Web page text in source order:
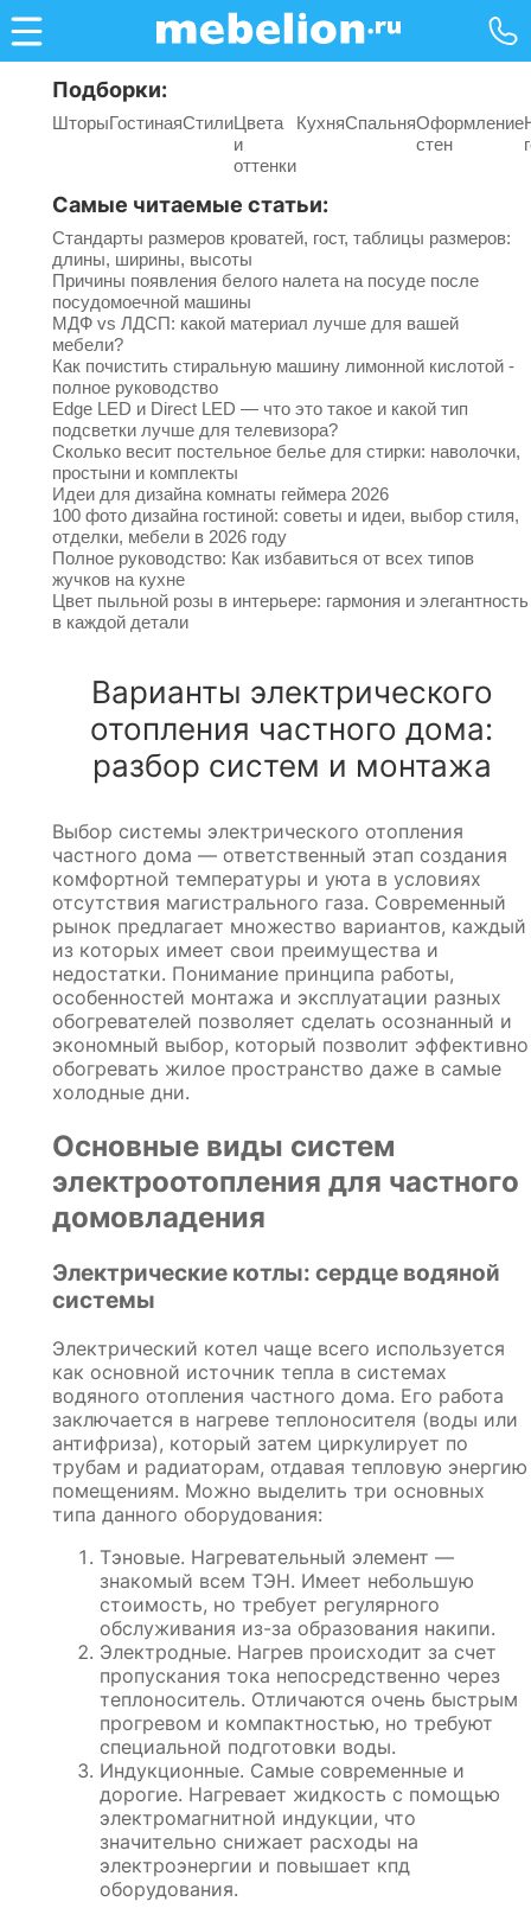
Подборки:
ШторыГостинаяСтилиЦвета
и
оттенки
КухняСпальняОформление
стен
Самые читаемые статьи:
Стандарты размеров кроватей, гост, таблицы размеров:
длины, ширины, высоты
Причины появления белого налета на посуде после
посудомоечной машины
МДФ vs ЛДСП: какой материал лучше для вашей
мебели?
Как почистить стиральную машину лимонной кислотой -
полное руководство
Edge LED и Direct LED — что это такое и какой тип
подсветки лучше для телевизора?
Сколько весит постельное белье для стирки: наволочки,
простыни и комплекты
Идеи для дизайна комнаты геймера 2026
100 фото дизайна гостиной: советы и идеи, выбор стиля,
отделки, мебели в 2026 году
Полное руководство: Как избавиться от всех типов
жучков на кухне
Цвет пыльной розы в интерьере: гармония и элегантность
в каждой детали
Варианты электрического
отопления частного дома:
разбор систем и монтажа
Выбор системы электрического отопления
частного дома — ответственный этап создания
комфортной температуры и уюта в условиях
отсутствия магистрального газа. Современный
рынок предлагает множество вариантов, каждый
из которых имеет свои преимущества и
недостатки. Понимание принципа работы,
особенностей монтажа и эксплуатации разных
обогревателей позволяет сделать осознанный и
экономный выбор, который позволит эффективно
обогревать жилое пространство даже в самые
холодные дни.
Основные виды систем
электроотопления для частного
домовладения
Электрические котлы: сердце водяной
системы
Электрический котел чаще всего используется
как основной источник тепла в системах
водяного отопления частного дома. Его работа
заключается в нагреве теплоносителя (воды или
антифриза), который затем циркулирует по
трубам и радиаторам, отдавая тепловую энергию
помещениям. Можно выделить три основных
типа данного оборудования:
Тэновые. Нагревательный элемент —
знакомый всем ТЭН. Имеет небольшую
стоимость, но требует регулярного
обслуживания из-за образования накипи.
Электродные. Нагрев происходит за счет
пропускания тока непосредственно через
теплоноситель. Отличаются очень быстрым
прогревом и компактностью, но требуют
специальной подготовки воды.
Индукционные. Самые современные и
дорогие. Нагревает жидкость с помощью
электромагнитной индукции, что
значительно снижает расходы на
электроэнергии и повышает кпд
оборудования.